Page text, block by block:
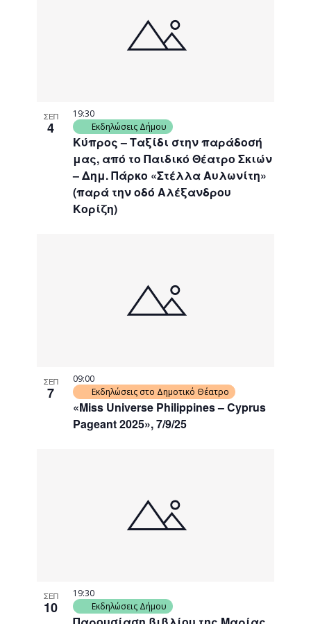
ΣΕΠ
4
Κύπρος – Ταξίδι στην παράδοσή
μας, από το Παιδικό Θέατρο Σκιών
– Δημ. Πάρκο «Στέλλα Αυλωνίτη»
(παρά την οδό Αλέξανδρου
Κορίζη)
19:30
Εκδηλώσεις Δήμου
ΣΕΠ
7
«Miss Universe Philippines – Cyprus
Pageant 2025», 7/9/25
09:00
Εκδηλώσεις στο Δημοτικό Θέατρο
ΣΕΠ
10
19:30
Εκδηλώσεις Δήμου